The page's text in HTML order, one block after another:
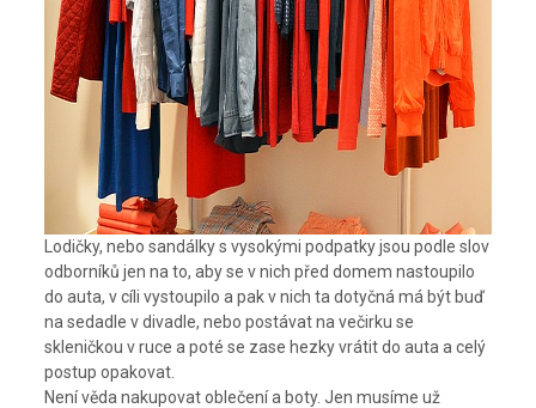
Lodičky, nebo sandálky s vysokými podpatky jsou podle slov
odborníků jen na to, aby se v nich před domem nastoupilo
do auta, v cíli vystoupilo a pak v nich ta dotyčná má být buď
na sedadle v divadle, nebo postávat na večirku se
skleničkou v ruce a poté se zase hezky vrátit do auta a celý
postup opakovat.
Není věda nakupovat oblečení a boty. Jen musíme už